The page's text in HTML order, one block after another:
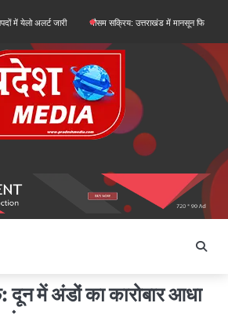
जारी मौसम सक्रिय: उत्तराखंड में मानसून फिर से सक्रिय,
दून में अंडों का कारोबार आधा